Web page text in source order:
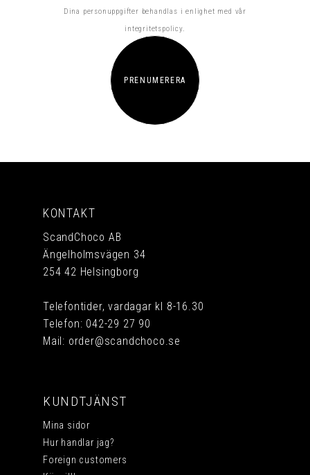
PRENUMERERA
Dina personuppgifter behandlas i enlighet med vår
integritetspolicy.
KONTAKT
ScandChoco AB
Ängelholmsvägen 34
254 42 Helsingborg
Telefontider, vardagar kl 8-16.30
Telefon: 042-29 27 90
Mail: order@scandchoco.se
KUNDTJÄNST
Mina sidor
Hur handlar jag?
Foreign customers